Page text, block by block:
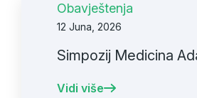
Obavještenja
12 Juna, 2026
Simpozij Medicina
Vidi više